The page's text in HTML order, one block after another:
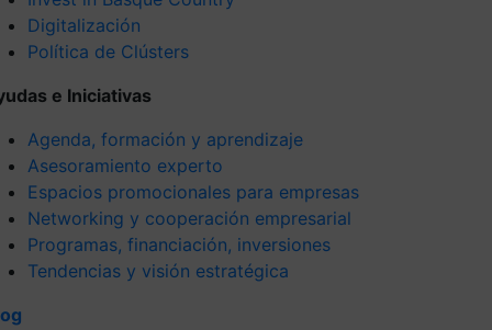
Digitalización
Política de Clústers
e Iniciativas
Agenda, formación y aprendizaje
Asesoramiento experto
Espacios promocionales para empresas
Networking y cooperación empresarial
Programas, financiación, inversiones
Tendencias y visión estratégica